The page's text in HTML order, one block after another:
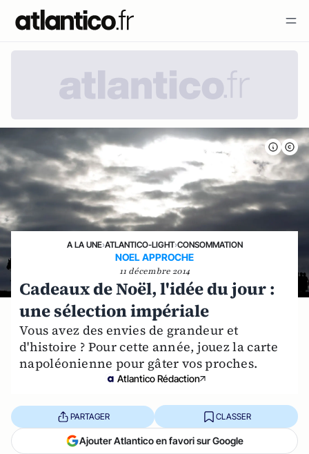
A LA UNE›ATLANTICO-LIGHT›CONSOMMATION
NOEL APPROCHE
11 décembre 2014
Cadeaux de Noël, l'idée du jour :
une sélection impériale
Vous avez des envies de grandeur et
d'histoire ? Pour cette année, jouez la carte
napoléonienne pour gâter vos proches.
Atlantico Rédaction
PARTAGER CLASSER
Ajouter Atlantico en favori sur Google